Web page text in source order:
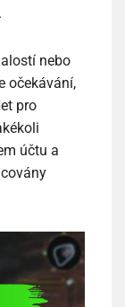
nebo
očekávání,
pro
účtu a